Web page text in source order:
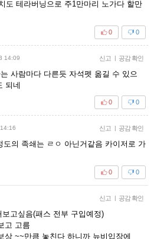
도 테라버닝으로 주1만마리 노가다 할만
0
0
14:09 신고 | 공감 확인
사람마다 다른듯 자석펫 옮길 수 있으
되네
0
0
신고 | 공감 확인
도의 족쇄는 ㄹㅇ 아닌거같음 카이저로 가
0
0
신고 | 공감 확인
고싶음(패스 전부 구입예정)
고 고름
상 ~~만큼 놓친다 하니까 뉴비입장에